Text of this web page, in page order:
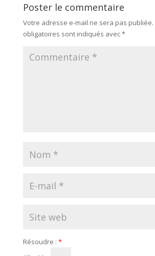
Poster le commentaire
Votre adresse e-mail ne sera pas publiée.
obligatoires sont indiqués avec*
Résoudre : *